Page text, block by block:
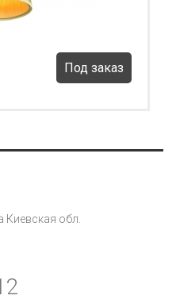
Под заказ
обл.